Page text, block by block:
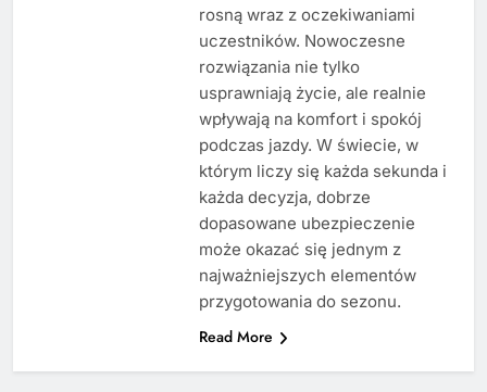
rosną wraz z oczekiwaniami
uczestników. Nowoczesne
rozwiązania nie tylko
usprawniają życie, ale realnie
wpływają na komfort i spokój
podczas jazdy. W świecie, w
którym liczy się każda sekunda i
każda decyzja, dobrze
dopasowane ubezpieczenie
może okazać się jednym z
najważniejszych elementów
przygotowania do sezonu.
Read More